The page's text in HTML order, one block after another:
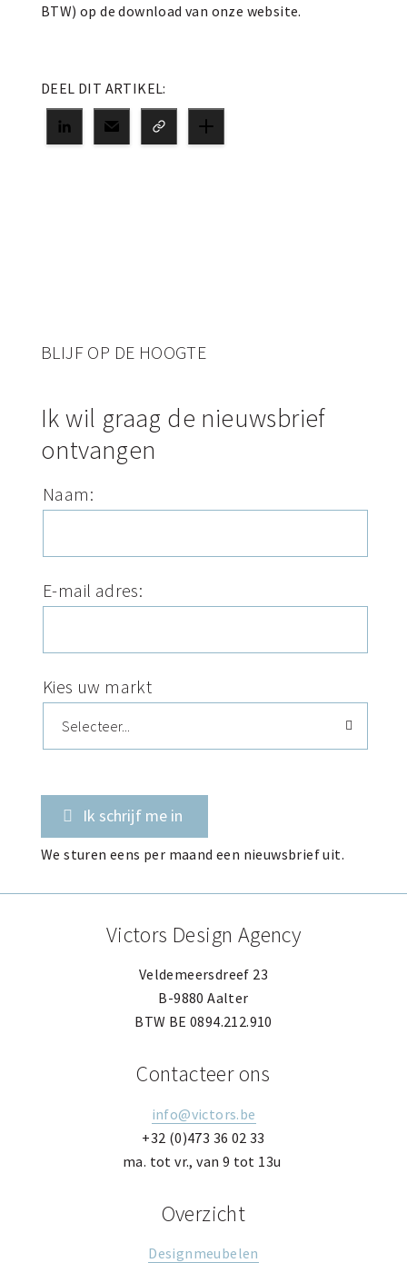
BTW) op de download van onze website.
DEEL DIT ARTIKEL:
BLIJF OP DE HOOGTE
Ik wil graag de nieuwsbrief
ontvangen
Naam:
E-mail adres:
Kies uw markt
Ik schrijf me in
We sturen eens per maand een nieuwsbrief uit.
Victors Design Agency
Veldemeersdreef 23
B-9880 Aalter
BTW BE 0894.212.910
Contacteer ons
info@victors.be
+32 (0)473 36 02 33
ma. tot vr., van 9 tot 13u
Overzicht
Designmeubelen